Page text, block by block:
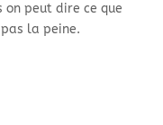
on peut dire ce que
la peine.